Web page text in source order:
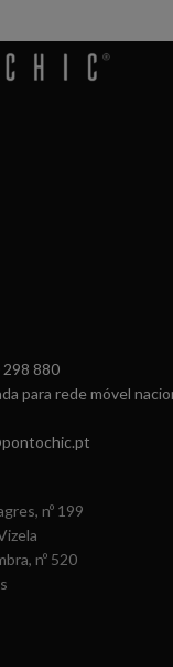
880
para rede móvel
nº 199
nº 520